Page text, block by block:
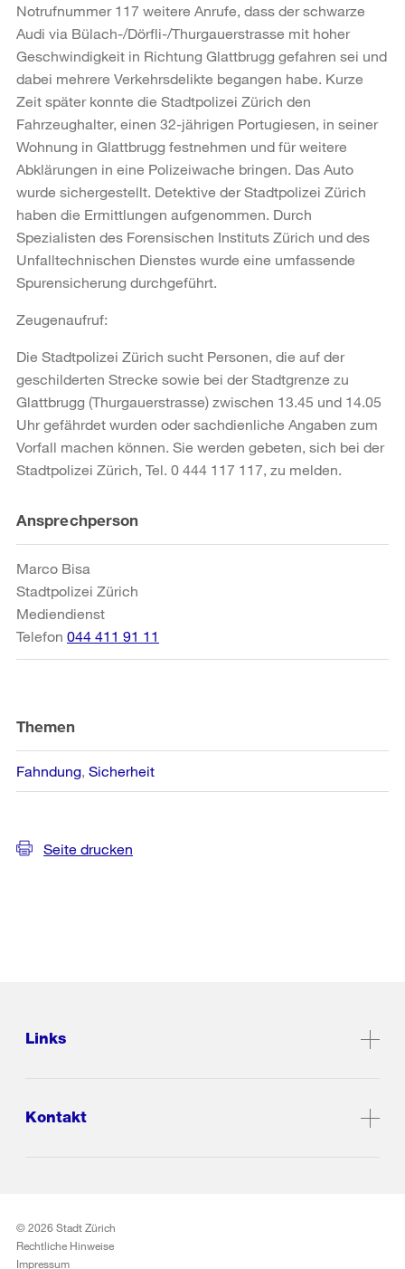
Notrufnummer 117 weitere Anrufe, dass der schwarze
Audi via Bülach-/Dörfli-/Thurgauerstrasse mit hoher
Geschwindigkeit in Richtung Glattbrugg gefahren sei und
dabei mehrere Verkehrsdelikte begangen habe. Kurze
Zeit später konnte die Stadtpolizei Zürich den
Fahrzeughalter, einen 32-jährigen Portugiesen, in seiner
Wohnung in Glattbrugg festnehmen und für weitere
Abklärungen in eine Polizeiwache bringen. Das Auto
wurde sichergestellt. Detektive der Stadtpolizei Zürich
haben die Ermittlungen aufgenommen. Durch
Spezialisten des Forensischen Instituts Zürich und des
Unfalltechnischen Dienstes wurde eine umfassende
Spurensicherung durchgeführt.
Zeugenaufruf:
Die Stadtpolizei Zürich sucht Personen, die auf der
geschilderten Strecke sowie bei der Stadtgrenze zu
Glattbrugg (Thurgauerstrasse) zwischen 13.45 und 14.05
Uhr gefährdet wurden oder sachdienliche Angaben zum
Vorfall machen können. Sie werden gebeten, sich bei der
Stadtpolizei Zürich, Tel. 0 444 117 117, zu melden.
Weitere
Informationen
Ansprechperson
Marco Bisa
Stadtpolizei Zürich
Mediendienst
Telefon 044 411 91 11
Themen
Fahndung Sicherheit
Seite drucken
Links
Kontakt
© 2026 Stadt Zürich
Rechtliche Hinweise
Impressum